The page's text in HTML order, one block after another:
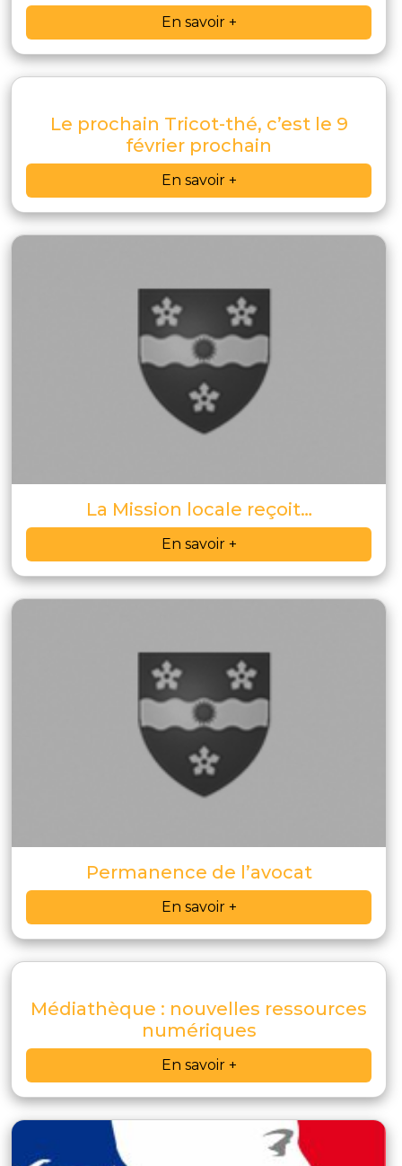
En savoir +
Le prochain Tricot-thé, c’est le 9
février prochain
En savoir +
La Mission locale reçoit…
En savoir +
Permanence de l’avocat
En savoir +
Médiathèque : nouvelles ressources
numériques
En savoir +